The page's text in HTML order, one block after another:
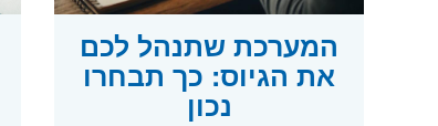
המערכת שתנהל לכם
את הגיוס: כך תבחרו
נכון